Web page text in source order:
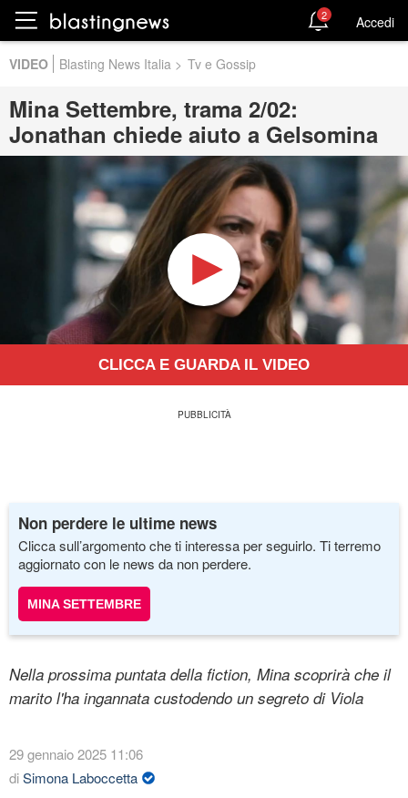
VIDEO Blasting News Italia > Tv e Gossip
Mina Settembre, trama 2/02:
Jonathan chiede aiuto a Gelsomina
CLICCA E GUARDA IL VIDEO
Non perdere le ultime news
Clicca sull’argomento che ti interessa per seguirlo. Ti terremo
aggiornato con le news da non perdere.
MINA SETTEMBRE
Nella prossima puntata della fiction, Mina scoprirà che il
marito l'ha ingannata custodendo un segreto di Viola
29 gennaio 2025 11:06
diSimona Laboccetta
2 Accedi